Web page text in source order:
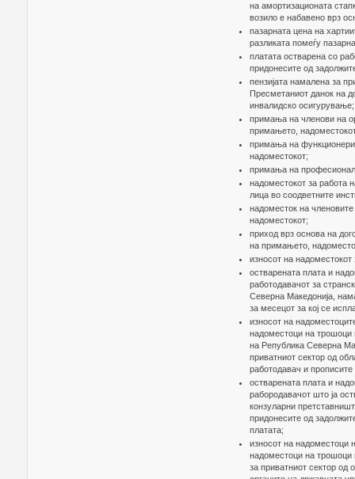
на амортизационaта
возило е набавено врз
пазарната цена на
разликата помеѓу
платата остварена со
придонесите од
пензијата намалена за
Пресметаниот данок на
инвалидско осигурување;
примања на членови на
примањето,
примања на
надоместокот;
примања на
надоместокот за работа
лица во соодветните
надоместок на
надоместокот;
приход врз основа на
на примањето,
износот на
остварената плата и
работодавачот за
Северна Македонија,
за месецот за кој се
износот на
надоместоци на трошоци
на Република Северна
приватниот сектор од
работодавач и
остварената плата и
рабородавачот што ја
конзуларни
придонесите од
платата;
износот на надоместоци
надоместоци на трошоци
за приватниот сектор од